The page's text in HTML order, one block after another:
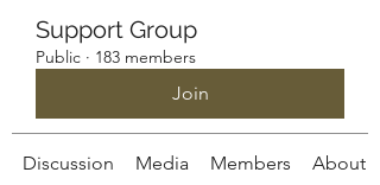
Support Group
Public · 183 members
Join
Discussion Media Members About